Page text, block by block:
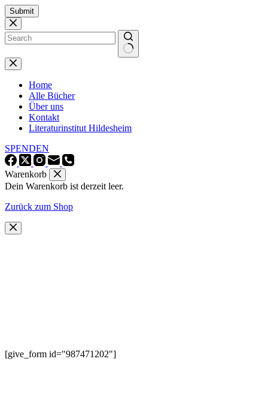
Submit Zum
Inhalt
springen
Keine
Ergebnisse
Home
Alle Bücher
Über uns
Kontakt
Literaturinstitut Hildesheim
SPENDEN
Warenkorb
Dein Warenkorb ist derzeit leer.
Zurück zum Shop
[give_form id="987471202"]